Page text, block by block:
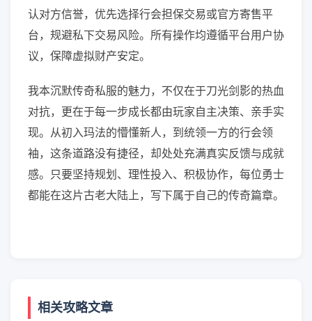
认对方信誉，优先选择行会担保交易或官方寄售平
台，规避私下交易风险。所有操作均遵循平台用户协
议，保障虚拟财产安定。
我本沉默传奇私服的魅力，不仅在于刀光剑影的热血
对抗，更在于每一步成长都由玩家自主决策、亲手实
现。从初入玛法的懵懂新人，到统领一方的行会领
袖，这条道路没有捷径，却处处充满真实反馈与成就
感。只要坚持规划、理性投入、积极协作，每位勇士
都能在这片古老大陆上，写下属于自己的传奇篇章。
相关攻略文章